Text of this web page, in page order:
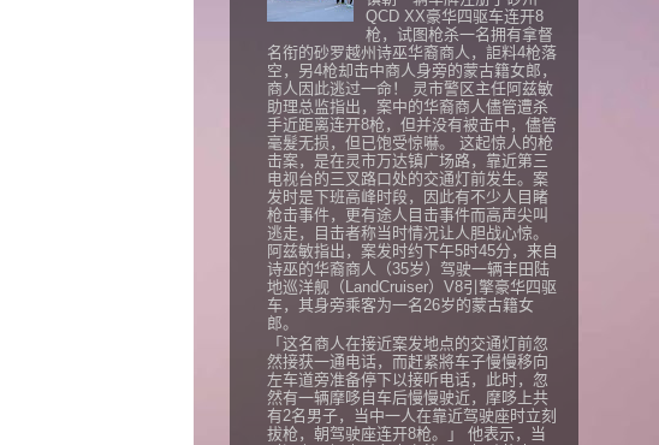
QCD XX豪华四驱车连开8
枪，试图枪杀一名拥有拿督
名衔的砂罗越州诗巫华裔商人，詎料4枪落
空，另4枪却击中商人身旁的蒙古籍女郎，
商人因此逃过一命！ 灵市警区主任阿兹敏
助理总监指出，案中的华裔商人儘管遭杀
手近距离连开8枪，但并没有被击中，儘管
毫髮无损，但已饱受惊嚇。 这起惊人的枪
击案，是在灵市万达镇广场路，靠近第三
电视台的三叉路口处的交通灯前发生。案
发时是下班高峰时段，因此有不少人目睹
枪击事件，更有途人目击事件而高声尖叫
逃走，目击者称当时情况让人胆战心惊。
阿兹敏指出，案发时约下午5时45分，来自
诗巫的华裔商人（35岁）驾驶一辆丰田陆
地巡洋舰（LandCruiser）V8引擎豪华四驱
车，其身旁乘客为一名26岁的蒙古籍女
郎。
「这名商人在接近案发地点的交通灯前忽
然接获一通电话，而赶紧將车子慢慢移向
左车道旁准备停下以接听电话，此时，忽
然有一辆摩哆自车后慢慢驶近，摩哆上共
有2名男子，当中一人在靠近驾驶座时立刻
拔枪，朝驾驶座连开8枪。」 他表示，当